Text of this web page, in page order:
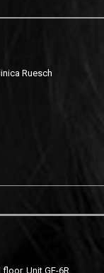
Ruesch
Unit GF-6R